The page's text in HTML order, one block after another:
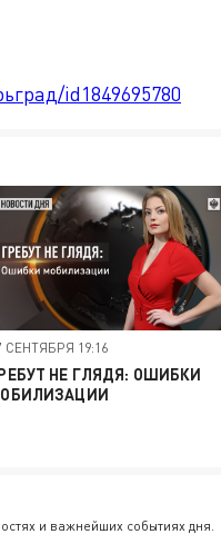
id1849695780
СЕНТЯБРЯ 19:16
НЕ ГЛЯДЯ: ОШИБКИ
и важнейших событиях дня.